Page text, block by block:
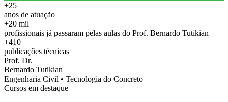
+25
anos de atuação
+20 mil
profissionais já passaram pelas aulas do Prof. Bernardo Tutikian
+410
publicações técnicas
Prof. Dr.
Bernardo Tutikian
Engenharia Civil • Tecnologia do Concreto
Cursos em destaque